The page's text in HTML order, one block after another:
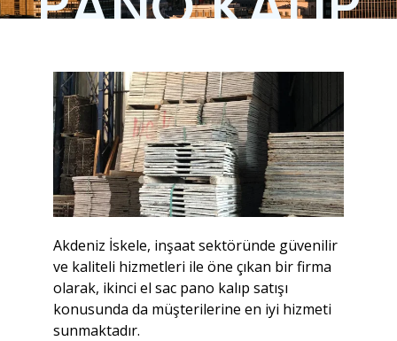
Akdeniz İskele, inşaat sektöründe güvenilir
ve kaliteli hizmetleri ile öne çıkan bir firma
olarak, ikinci el sac pano kalıp satışı
konusunda da müşterilerine en iyi hizmeti
sunmaktadır.